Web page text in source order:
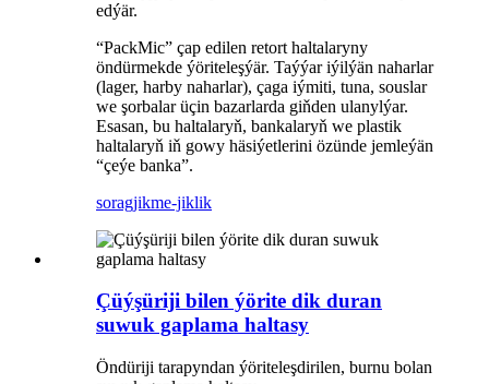
edýär.
“PackMic” çap edilen retort haltalaryny
öndürmekde ýöriteleşýär. Taýýar iýilýän naharlar
(lager, harby naharlar), çaga iýmiti, tuna, souslar
we şorbalar üçin bazarlarda giňden ulanylýar.
Esasan, bu haltalaryň, bankalaryň we plastik
haltalaryň iň gowy häsiýetlerini özünde jemleýän
“çeýe banka”.
soragjikme-jiklik
Çüýşüriji bilen ýörite dik duran
suwuk gaplama haltasy
Öndüriji tarapyndan ýöriteleşdirilen, burnu bolan